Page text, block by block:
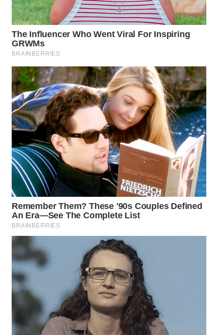
WN DELI
SERDANG
WN
TEBING
TINGGI
WN
PAKPAK
WN
KARAWANG
WN
BEKASI
WN
BOGOR
WN
DEPOK
TAPANULI
UTARA